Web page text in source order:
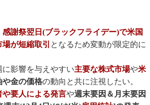
感謝祭翌日(ブラックフライデー)で米国
が短縮取引 となるため変動が限定的に
影響を与えやすい主要な株式市場や米
や金の価格の動向と共に注視したい。
や要人による発言や週末要因＆月末要因